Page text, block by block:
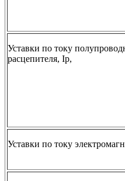
Уставки по току
расцепителя, Iр,
Уставки по току